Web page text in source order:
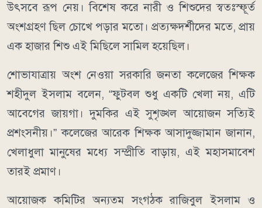
উৎসবে রূপ নেয়। বিশেষ করে নারী ও শিশুদের স্বতঃস্ফূর্ত
অংশগ্রহণ ছিল চোখে পড়ার মতো। প্রত্যক্ষদর্শীদের মতে, প্রায়
এক হাজার শিশু এই মিছিলে সামিল হয়েছিল।
শোভাযাত্রায় অংশ নেওয়া সরকারি জনতা কলেজের শিক্ষক
শহীদুল ইসলাম বলেন, “ফুটবল শুধু একটি খেলা নয়, এটি
আবেগের জায়গা। দুমকির এই সুশৃঙ্খল আয়োজন সত্যিই
প্রশংসনীয়।” কলেজের আরেক শিক্ষক আসাদুজ্জামান জানান,
খেলাধুলা মানুষের মধ্যে সম্প্রীতি বাড়ায়, এই মহাসমাবেশ
তারই প্রমাণ।
আয়োজক কমিটির অন্যতম সংগঠক রাজিবুল ইসলাম ও